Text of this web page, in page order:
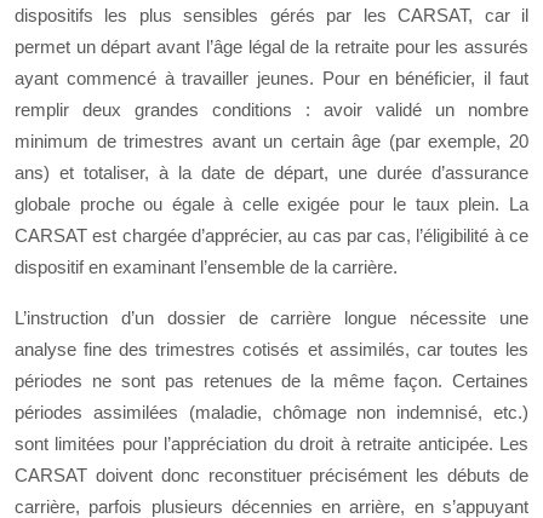
dispositifs les plus sensibles gérés par les CARSAT, car il
permet un départ avant l’âge légal de la retraite pour les assurés
ayant commencé à travailler jeunes. Pour en bénéficier, il faut
remplir deux grandes conditions : avoir validé un nombre
minimum de trimestres avant un certain âge (par exemple, 20
ans) et totaliser, à la date de départ, une durée d’assurance
globale proche ou égale à celle exigée pour le taux plein. La
CARSAT est chargée d’apprécier, au cas par cas, l’éligibilité à ce
dispositif en examinant l’ensemble de la carrière.
L’instruction d’un dossier de carrière longue nécessite une
analyse fine des trimestres cotisés et assimilés, car toutes les
périodes ne sont pas retenues de la même façon. Certaines
périodes assimilées (maladie, chômage non indemnisé, etc.)
sont limitées pour l’appréciation du droit à retraite anticipée. Les
CARSAT doivent donc reconstituer précisément les débuts de
carrière, parfois plusieurs décennies en arrière, en s’appuyant